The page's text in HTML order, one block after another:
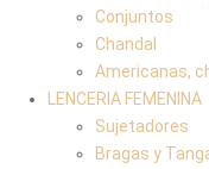
Conjuntos
Chandal
Americanas,
LENCERIA FEMENINA
Sujetadores
Bragas y